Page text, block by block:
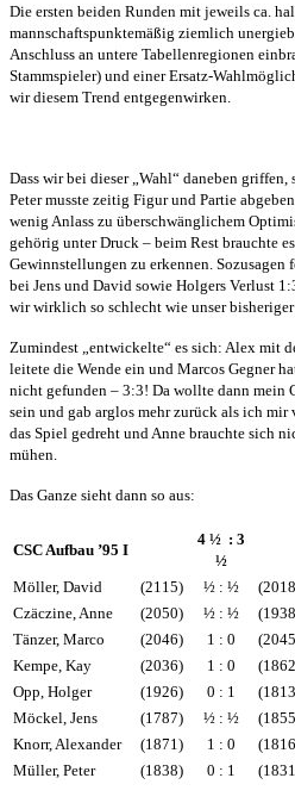
Die ersten beiden Runden mit jeweils ca.
mannschaftspunktemäßig ziemlich
Anschluss an untere Tabellenregionen
Stammspieler) und einer Ersatz-
wir diesem Trend entgegenwirken.
Dass wir bei dieser „Wahl“ daneben griffen,
Peter musste zeitig Figur und Partie
wenig Anlass zu überschwänglichem
gehörig unter Druck – beim Rest brauchte
Gewinnstellungen zu erkennen. Sozusagen
bei Jens und David sowie Holgers Verlust
wir wirklich so schlecht wie unser
Zumindest „entwickelte“ es sich: Alex mit
leitete die Wende ein und Marcos Gegner
nicht gefunden – 3:3! Da wollte dann mein
sein und gab arglos mehr zurück als ich
das Spiel gedreht und Anne brauchte sich
mühen.
Das Ganze sieht dann so aus:
CSC Aufbau ’95 I
4 ½ : 3
½
Möller, David (2115) ½ : ½
Czäczine, Anne
(2050) ½ : ½
Tänzer, Marco
(2046) 1 : 0
Kempe, Kay
(2036) 1 : 0
Opp, Holger
(1926) 0 : 1
Möckel, Jens
(1787) ½ : ½
Knorr, Alexander
(1871) 1 : 0
Müller, Peter
(1838) 0 : 1